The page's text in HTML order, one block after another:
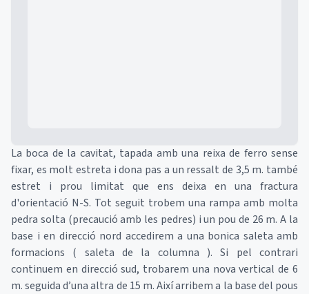
La boca de la cavitat, tapada amb una reixa de ferro sense
fixar, es molt estreta i dona pas a un ressalt de 3,5 m. també
estret i prou limitat que ens deixa en una fractura
d'orientació N-S. Tot seguit trobem una rampa amb molta
pedra solta (precaució amb les pedres) i un pou de 26 m. A la
base i en direcció nord accedirem a una bonica saleta amb
formacions ( saleta de la columna ). Si pel contrari
continuem en direcció sud, trobarem una nova vertical de 6
m. seguida d’una altra de 15 m. Així arribem a la base del pous